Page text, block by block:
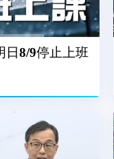
日8/9停止上班